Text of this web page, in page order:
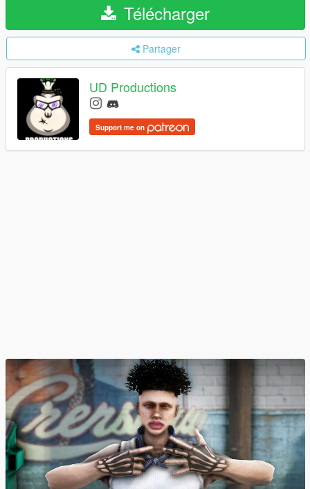
Télécharger
Partager
UD Productions
Support me on